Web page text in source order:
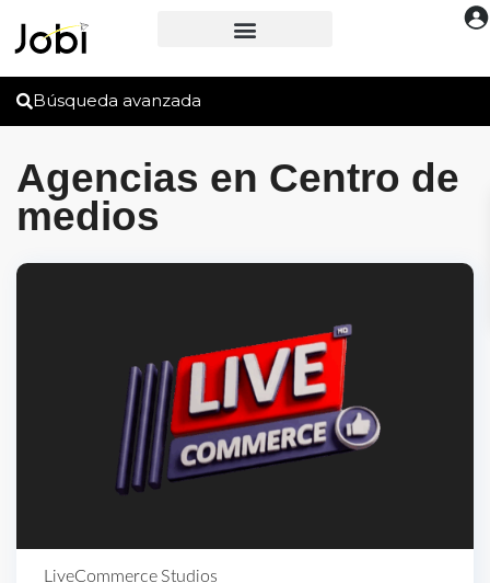
Búsqueda avanzada
Agencias en Centro de
medios
LiveCommerce Studios